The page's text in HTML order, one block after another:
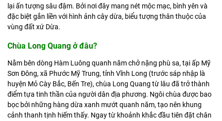
lại ấn tượng sâu đậm. Bởi nơi đây mang nét mộc mạc, bình yên và
đặc biệt gắn liền với hình ảnh cây dừa, biểu tượng thân thuộc của
vùng đất xứ Dừa.
Chùa Long Quang ở đâu?
Nằm bên dòng Hàm Luông quanh năm chở nặng phù sa, tại ấp Mỹ
Sơn Đông, xã Phước Mỹ Trung, tỉnh Vĩnh Long (trước sáp nhập là
huyện Mỏ Cày Bắc, Bến Tre), chùa Long Quang từ lâu đã trở thành
điểm tựa tinh thần của người dân địa phương. Ngôi chùa được bao
bọc bởi những hàng dừa xanh mướt quanh năm, tạo nên khung
cảnh thanh tịnh hiếm thấy. Ngay từ khoảnh khắc đầu tiên đặt chân